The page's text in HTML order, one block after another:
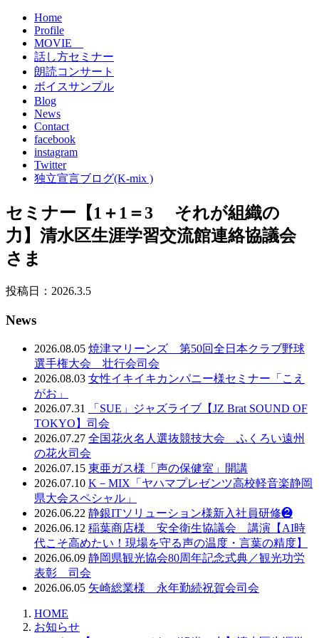
Home
Profile
MOVIE
話し方セミナー
朗読コンサート
ボイスサンプル
Blog
News
Contact
facebook
instagram
Twitter
独立宣言ブログ(K-mix )
セミナー【1＋1＝3 それが組織の
力】清水区生涯学習交流館連絡協議会
さま
投稿日：2026.3.5
News
2026.08.05 焼津マリーンズ 第50回全日本クラブ野球
選手権大会 壮行会司会
2026.08.03 女性イキイキカンパニー様セミナー「こえ
がお」
2026.07.31
「SUE」ジャズライブ【JZ Brat SOUND OF
TOKYO】司会
2026.07.27 全国花火名人選抜競技大会 ふくろい遠州
の花火司会
2026.07.15 東亜ガス様「声の保健室」開講
2026.07.10 K－MIX「ヤハマプレゼンツ高校軽音楽静岡
県大会スペシャル」
2026.06.22 静銀ITソリューション様新入社員研修❷
2026.06.12 稲葉商店様 安全衛生協議会 講演【AI時
代こそ高めたい！現場を守る声の温度・言葉の精度】
2026.06.09 静岡県観光協会80周年記念式典／観光功労
表彰 司会
2026.06.05 矢崎総業様 永年勤続祝賀会司会
HOME
お知らせ